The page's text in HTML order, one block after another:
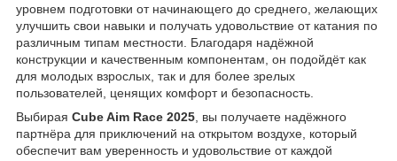
уровнем подготовки от начинающего до среднего, желающих
улучшить свои навыки и получать удовольствие от катания по
различным типам местности. Благодаря надёжной
конструкции и качественным компонентам, он подойдёт как
для молодых взрослых, так и для более зрелых
пользователей, ценящих комфорт и безопасность.​
Выбирая Cube Aim Race 2025 , вы получаете надёжного
партнёра для приключений на открытом воздухе, который
обеспечит вам уверенность и удовольствие от каждой